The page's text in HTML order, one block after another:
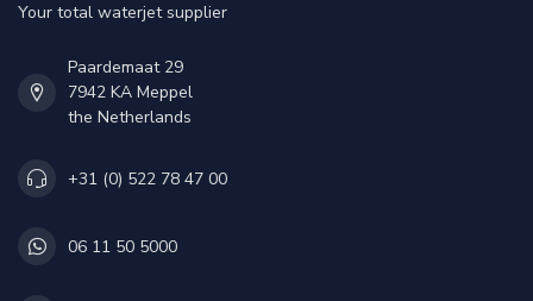
Your total waterjet supplier
Paardemaat 29
7942 KA Meppel
the Netherlands
+31 (0) 522 78 47 00
06 11 50 5000